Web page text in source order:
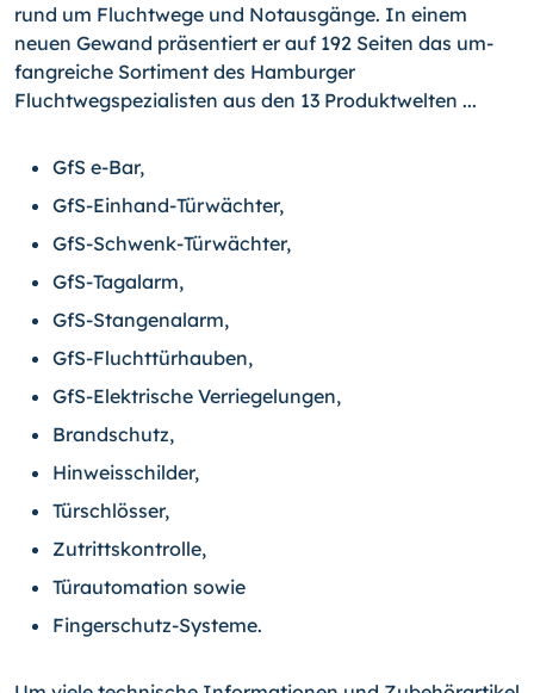
rund um Fluchtwege und Notausgänge. In einem
neuen Gewand präsentiert er auf 192 Seiten das um­
fangreiche Sortiment des Hamburger
Fluchtwegspezialisten aus den 13 Produktwelten ...
GfS e-Bar,
GfS-Einhand-Türwächter,
GfS-Schwenk-Türwächter,
GfS-Tagalarm,
GfS-Stangenalarm,
GfS-Fluchttürhauben,
GfS-Elektrische Verriegelungen,
Brandschutz,
Hinweisschilder,
Türschlösser,
Zutrittskontrolle,
Türautomation sowie
Fingerschutz-Systeme.